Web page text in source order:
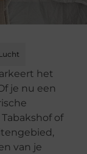
het
je nu een
of
van je